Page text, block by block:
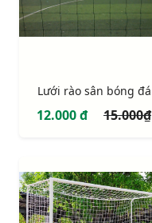
Lưới rào sân bóng đá
12.000 đ 15.000₫